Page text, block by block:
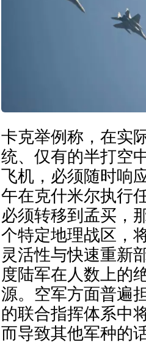
卡克举例称，在实
统、仅有的半打空
飞机，必须随时响
午在克什米尔执行
必须转移到孟买，
个特定地理战区，
灵活性与快速重新
度陆军在人数上的
源。空军方面普遍
的联合指挥体系中
而导致其他军种的